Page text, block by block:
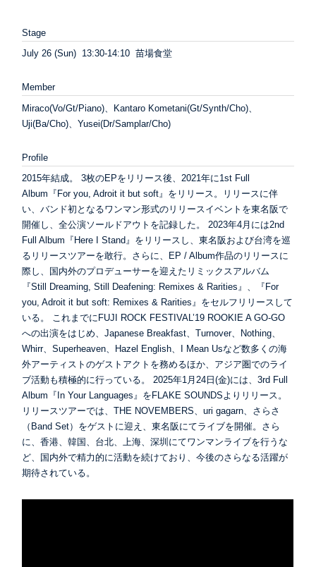
Stage
July 26 (Sun) 13:30-14:10 苗場食堂
Member
Miraco(Vo/Gt/Piano)、Kantaro Kometani(Gt/Synth/Cho)、
Uji(Ba/Cho)、Yusei(Dr/Samplar/Cho)
Profile
2015年結成。 3枚のEPをリリース後、2021年に1st Full
Album『For you, Adroit it but soft』をリリース。リリースに伴
い、バンド初となるワンマン形式のリリースイベントを東名阪で
開催し、全公演ソールドアウトを記録した。 2023年4月には2nd
Full Album『Here I Stand』をリリースし、東名阪および台湾を巡
るリリースツアーを敢行。さらに、EP / Album作品のリリースに
際し、国内外のプロデューサーを迎えたリミックスアルバム
『Still Dreaming, Still Deafening: Remixes & Rarities』、『For
you, Adroit it but soft: Remixes & Rarities』をセルフリリースして
いる。 これまでにFUJI ROCK FESTIVAL’19 ROOKIE A GO-GO
への出演をはじめ、Japanese Breakfast、Turnover、Nothing、
Whirr、Superheaven、Hazel English、I Mean Usなど数多くの海
外アーティストのゲストアクトを務めるほか、アジア圏でのライ
ブ活動も積極的に行っている。 2025年1月24日(金)には、3rd Full
Album『In Your Languages』をFLAKE SOUNDSよりリリース。
リリースツアーでは、THE NOVEMBERS、uri gagarn、さらさ
（Band Set）をゲストに迎え、東名阪にてライブを開催。さら
に、香港、韓国、台北、上海、深圳にてワンマンライブを行うな
ど、国内外で精力的に活動を続けており、今後のさらなる活躍が
期待されている。